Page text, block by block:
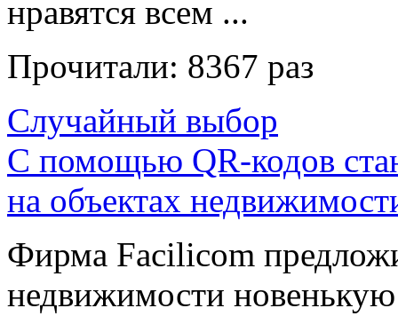
нравятся всем ...
Прочитали: 8367 раз
Случайный выбор
С помощью QR-кодов
на объектах
Фирма Facilicom
недвижимости